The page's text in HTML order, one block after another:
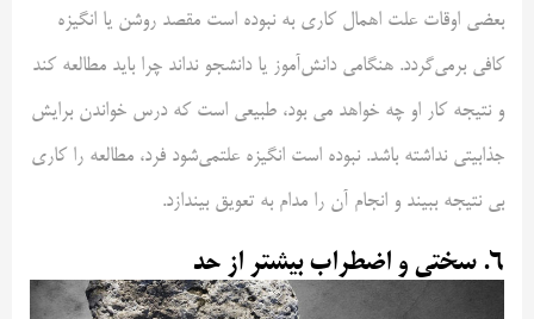
بعضی اوقات علت اهمال کاری به نبوده است مقصد روشن یا انگیزه
کافی برمی‌گردد. هنگامی دانش‌آموز یا دانشجو نداند چرا باید مطالعه کند
و نتیجه کار او چه خواهد می بود، طبیعی است که درس خواندن برایش
جذابیتی نداشته باشد. نبوده است انگیزه علتمی‌شود فرد، مطالعه را کاری
بی نتیجه ببیند و انجام آن را مدام به تعویق بیندازد.
۶. سختی و اضطراب بیشتر از حد